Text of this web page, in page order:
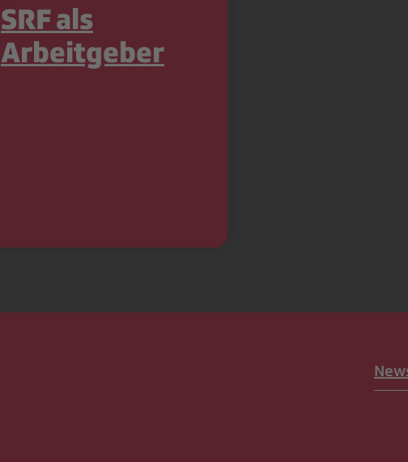
SRF als
Arbeitgeber